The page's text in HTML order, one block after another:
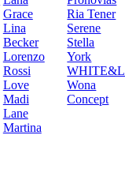
Grace
Lina
Becker
Lorenzo
Rossi
Love
Madi
Lane
Martina
Ria Tener
Serene
Stella
York
Wona
Concept